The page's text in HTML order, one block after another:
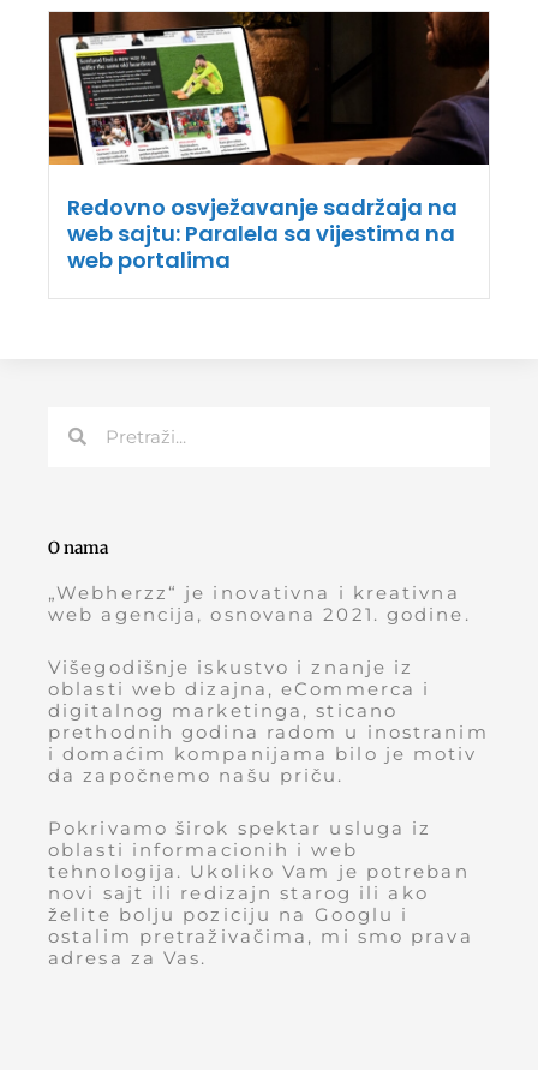
Redovno osvježavanje sadržaja na
web sajtu: Paralela sa vijestima na
web portalima
O nama
„Webherzz“ je inovativna i kreativna
web agencija, osnovana 2021. godine.
Višegodišnje iskustvo i znanje iz
oblasti web dizajna, eCommerca i
digitalnog marketinga, sticano
prethodnih godina radom u inostranim
i domaćim kompanijama bilo je motiv
da započnemo našu priču.
Pokrivamo širok spektar usluga iz
oblasti informacionih i web
tehnologija. Ukoliko Vam je potreban
novi sajt ili redizajn starog ili ako
želite bolju poziciju na Googlu i
ostalim pretraživačima, mi smo prava
adresa za Vas.